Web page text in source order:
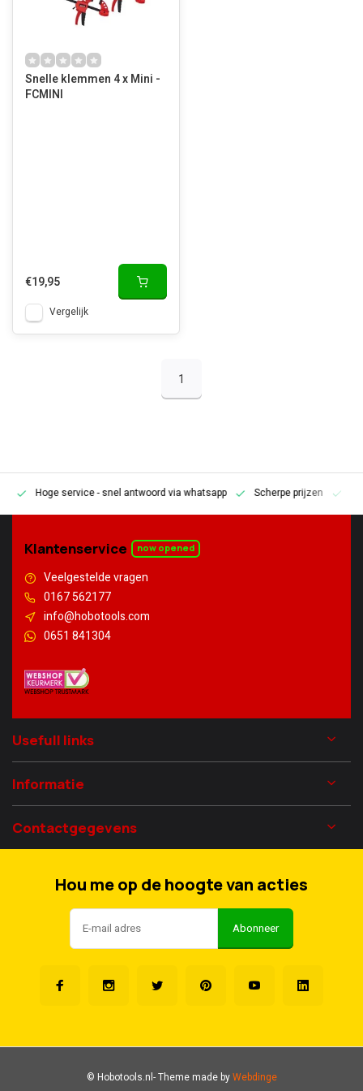
Snelle klemmen 4 x Mini -
FCMINI
€19,95
Vergelijk
1
Hoge service- snel antwoord via whatsapp Scherpe prijzen
Klantenservice now opened
Veelgestelde vragen
0167 562177
info@hobotools.com
0651 841304
Usefull links
Informatie
Contactgegevens
Hou me op de hoogte van acties
Abonneer
© Hobotools.nl- Theme made byWebdinge